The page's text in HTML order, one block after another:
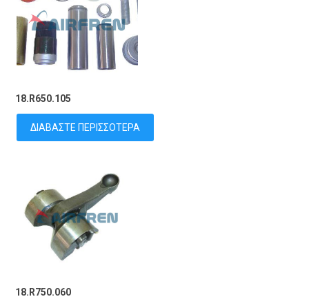
18.R650.105
ΔΙΑΒΆΣΤΕ ΠΕΡΙΣΣΌΤΕΡΑ
18.R750.060